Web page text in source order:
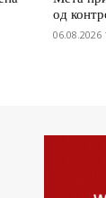
од
06.08.2026